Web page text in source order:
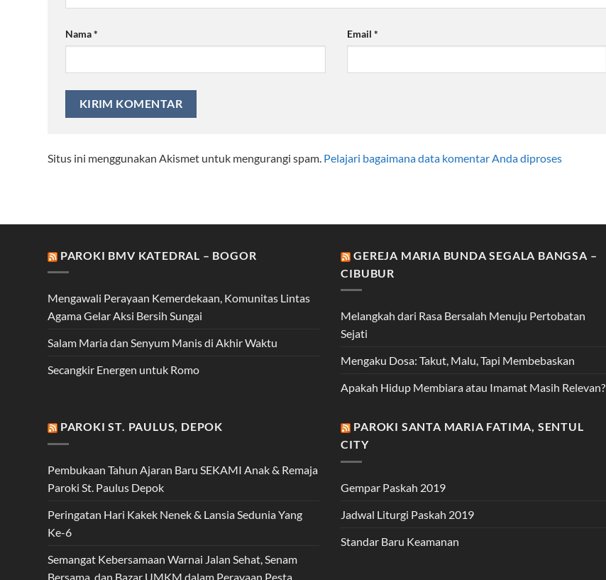
Nama* Email *
Situs ini menggunakan Akismet untuk mengurangi spam. Pelajari bagaimana data komentar Anda diproses
PAROKI BMV KATEDRAL – BOGOR
Mengawali Perayaan Kemerdekaan, Komunitas Lintas
Agama Gelar Aksi Bersih Sungai
Salam Maria dan Senyum Manis di Akhir Waktu
Secangkir Energen untuk Romo
GEREJA MARIA BUNDA SEGALA BANGSA –
CIBUBUR
Melangkah dari Rasa Bersalah Menuju Pertobatan
Sejati
Mengaku Dosa: Takut, Malu, Tapi Membebaskan
Apakah Hidup Membiara atau Imamat Masih Relevan?
PAROKI ST. PAULUS, DEPOK
Pembukaan Tahun Ajaran Baru SEKAMI Anak & Remaja
Paroki St. Paulus Depok
Peringatan Hari Kakek Nenek & Lansia Sedunia Yang
Ke-6
Semangat Kebersamaan Warnai Jalan Sehat, Senam
Bersama, dan Bazar UMKM dalam Perayaan Pesta
PAROKI SANTA MARIA FATIMA, SENTUL
CITY
Gempar Paskah 2019
Jadwal Liturgi Paskah 2019
Standar Baru Keamanan